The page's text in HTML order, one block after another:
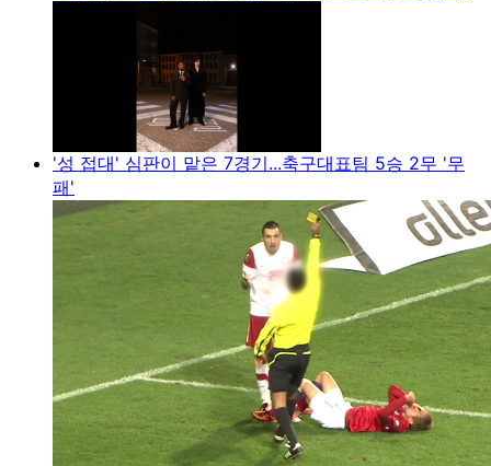
'성 접대' 심판이 맡은 7경기...축구대표팀 5승 2무 '무
패'